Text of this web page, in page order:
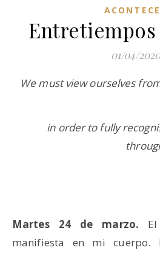
01/04/2020
We must view ourselves from within the depths of
in order to fully
Martes 24 de marzo.
manifiesta en mi